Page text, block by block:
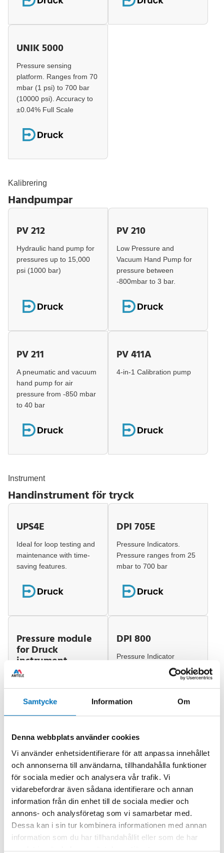
Samtycke Information Om
Denna webbplats använder cookies
Vi använder enhetsidentifierare för att anpassa innehållet
och annonserna till användarna, tillhandahålla funktioner
för sociala medier och analysera vår trafik. Vi
vidarebefordrar även sådana identifierare och annan
information från din enhet till de sociala medier och
annons- och analysföretag som vi samarbetar med.
Dessa kan i sin tur kombinera informationen med annan
information som du har tillhandahållit eller som de har
UNIK 5000
Pressure sensing
platform. Ranges from 70
mbar (1 psi) to 700 bar
(10000 psi). Accuracy to
±0.04% Full Scale
Kalibrering
Handpumpar
PV 212
Hydraulic hand pump for
pressures up to 15,000
psi (1000 bar)
PV 210
Low Pressure and
Vacuum Hand Pump for
pressure between
-800mbar to 3 bar.
PV 211
A pneumatic and vacuum
hand pump for air
pressure from -850 mbar
to 40 bar
PV 411A
4-in-1 Calibration pump
Instrument
Handinstrument för tryck
UPS4E
Ideal for loop testing and
maintenance with time-
saving features.
DPI 705E
Pressure Indicators.
Pressure ranges from 25
mbar to 700 bar
Pressure module
for Druck
instrument
DPI 800
Pressure Indicator
measuring ranges from
25 mbar to 700 bar
Kalibrering
Tryckkalibrator
DPI 705E
Pressure Indicators.
Pressure ranges from 25
mbar to 700 bar
DPI 620 Genii +
HART
Communicator
Advanced multi-function
calibrator and